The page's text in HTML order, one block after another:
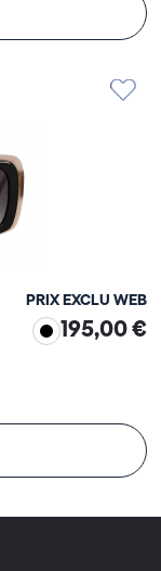
PRIX EXCLU WEB
195,00 €